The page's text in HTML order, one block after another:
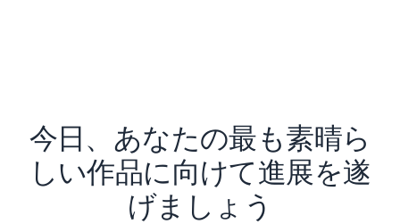
今日、あなたの最も素晴ら
しい作品に向けて進展を遂
げましょう